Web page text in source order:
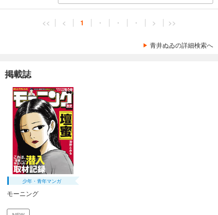
<< < 1 ・ ・ ・ > >>
青井ぬゐの詳細検索へ
掲載誌
少年・青年マンガ
モーニング